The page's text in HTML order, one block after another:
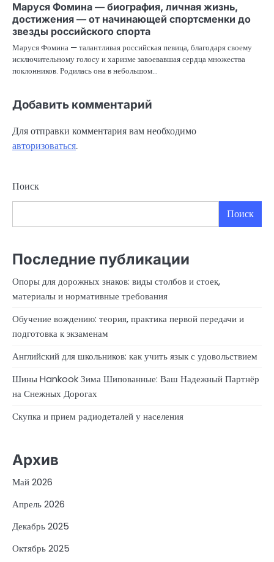
Маруся Фомина — биография, личная жизнь,
достижения — от начинающей спортсменки до
звезды российского спорта
Маруся Фомина — талантливая российская певица, благодаря своему
исключительному голосу и харизме завоевавшая сердца множества
поклонников. Родилась она в небольшом…
Добавить комментарий
Для отправки комментария вам необходимо
авторизоваться.
Поиск
Поиск
Последние публикации
Опоры для дорожных знаков: виды столбов и стоек,
материалы и нормативные требования
Обучение вождению: теория, практика первой передачи и
подготовка к экзаменам
Английский для школьников: как учить язык с удовольствием
Шины Hankook Зима Шипованные: Ваш Надежный Партнёр
на Снежных Дорогах
Скупка и прием радиодеталей у населения
Архив
Май 2026
Апрель 2026
Декабрь 2025
Октябрь 2025